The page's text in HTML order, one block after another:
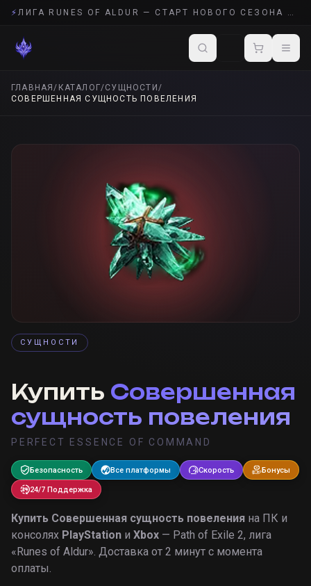
⚡ ЛИГА RUNES OF ALDUR — СТАРТ НОВОГО СЕЗОНА POE 2
ГЛАВНАЯ/ КАТАЛОГ/СУЩНОСТИ /
СОВЕРШЕННАЯ СУЩНОСТЬ ПОВЕЛЕНИЯ
СУЩНОСТИ
Купить Совершенная
сущность повеления
PERFECT ESSENCE OF COMMAND
Безопасность Все платформы Скорость Бонусы
24/7 Поддержка
Купить Совершенная сущность повеления на ПК и
консолях PlayStation и Xbox — Path of Exile 2, лига
«Runes of Aldur». Доставка от 2 минут с момента
оплаты.